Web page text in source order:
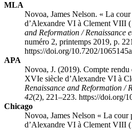
MLA
Novoa, James Nelson. « La
d’Alexandre VI à Clement VIII
and Reformation / Renaissance
numéro 2, printemps 2019, p.
https://doi.org/10.7202/
APA
Novoa, J. (2019). Compte
XVIe siècle d’Alexandre VI à
Renaissance and Reformation /
42(2), 221–223. https://doi.org/
Chicago
Novoa, James Nelson « La
d’Alexandre VI à Clement VIII